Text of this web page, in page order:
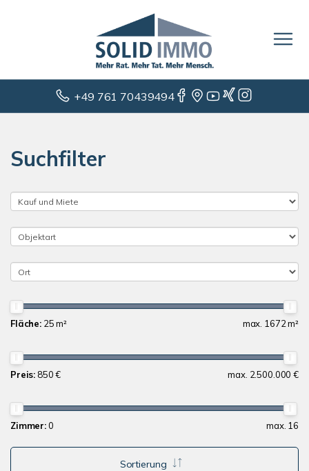
+49 761 70439494
Suchfilter
Fläche: 25 m² max. 1672 m²
Preis: 850 € max. 2.500.000 €
Zimmer:0 max. 16
Sortierung